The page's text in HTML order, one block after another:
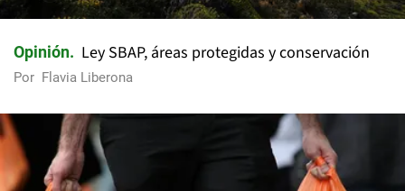
Opinión Ley SBAP, áreas protegidas y conservación
Por Flavia Liberona